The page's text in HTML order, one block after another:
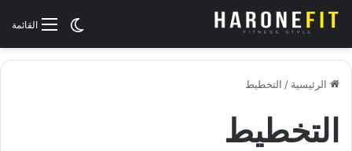
القائمةالوضع
الرئيسية / التخطيط
التخطيط